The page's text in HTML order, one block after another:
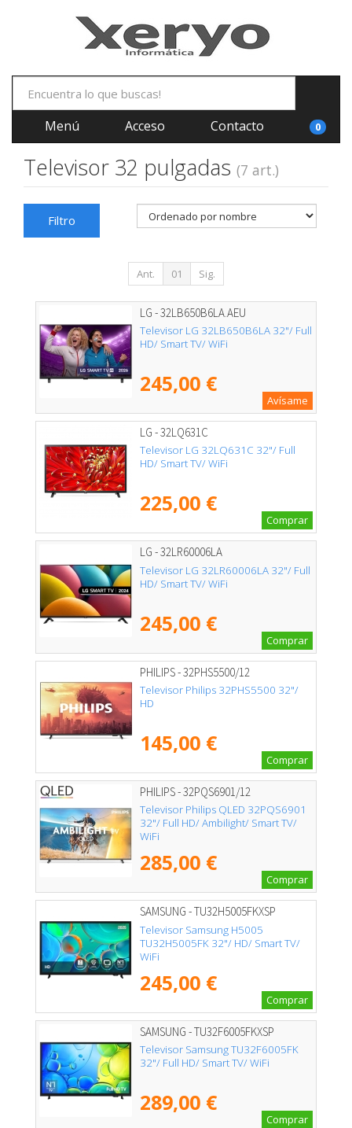
Menú Acceso Contacto 0
Televisor 32 pulgadas (7 art.)
Filtro
Ant. 01 Sig.
LG - 32LB650B6LA.AEU
Televisor LG 32LB650B6LA 32"/ Full
HD/ Smart TV/ WiFi
245,00 €
Avísame
LG - 32LQ631C
Televisor LG 32LQ631C 32"/ Full
HD/ Smart TV/ WiFi
225,00 €
Comprar
LG - 32LR60006LA
Televisor LG 32LR60006LA 32"/ Full
HD/ Smart TV/ WiFi
245,00 €
Comprar
PHILIPS - 32PHS5500/12
Televisor Philips 32PHS5500 32"/
HD
145,00 €
Comprar
PHILIPS - 32PQS6901/12
Televisor Philips QLED 32PQS6901
32"/ Full HD/ Ambilight/ Smart TV/
WiFi
285,00 €
Comprar
SAMSUNG - TU32H5005FKXSP
Televisor Samsung H5005
TU32H5005FK 32"/ HD/ Smart TV/
WiFi
245,00 €
Comprar
SAMSUNG - TU32F6005FKXSP
Televisor Samsung TU32F6005FK
32"/ Full HD/ Smart TV/ WiFi
289,00 €
Comprar